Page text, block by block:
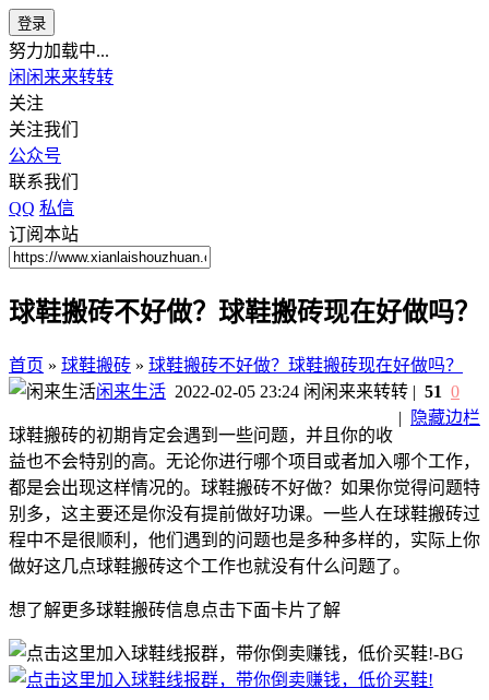
登录
努力加载中...
闲闲来来转转
关注
关注我们
公众号
联系我们
QQ 私信
订阅本站
球鞋搬砖不好做？球鞋搬砖现在好做吗？
首页 » 球鞋搬砖 » 球鞋搬砖不好做？球鞋搬砖现在好做吗？
闲来生活 2022-02-05 23:24 闲闲来来转转
|
隐藏边栏
| 51 0
球鞋搬砖的初期肯定会遇到一些问题，并且你的收
益也不会特别的高。无论你进行哪个项目或者加入哪个工作，
都是会出现这样情况的。球鞋搬砖不好做？如果你觉得问题特
别多，这主要还是你没有提前做好功课。一些人在球鞋搬砖过
程中不是很顺利，他们遇到的问题也是多种多样的，实际上你
做好这几点球鞋搬砖这个工作也就没有什么问题了。
想了解更多球鞋搬砖信息点击下面卡片了解